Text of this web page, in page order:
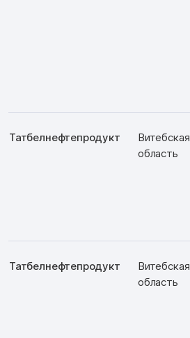
Татбелнефтепродукт
Витебская
область
Татбелнефтепродукт
Витебская
область